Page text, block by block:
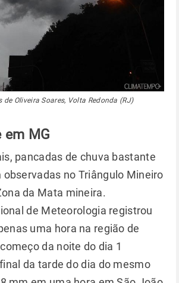
de Oliveira Soares, Volta Redonda (RJ)
em MG
pancadas de chuva bastante
no Triângulo Mineiro
da Mata mineira.
de Meteorologia registrou
uma hora na região de
da noite do dia 1
da tarde do dia do mesmo